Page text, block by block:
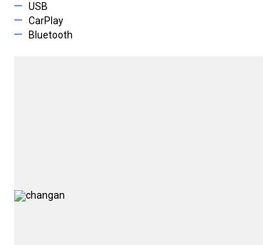
USB
CarPlay
Bluetooth